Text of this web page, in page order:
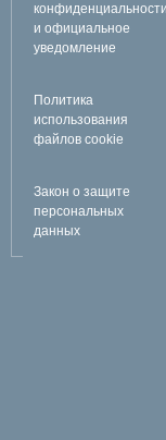
и официальное
уведомление
Политика
использования
файлов cookie
Закон о защите
персональных
данных